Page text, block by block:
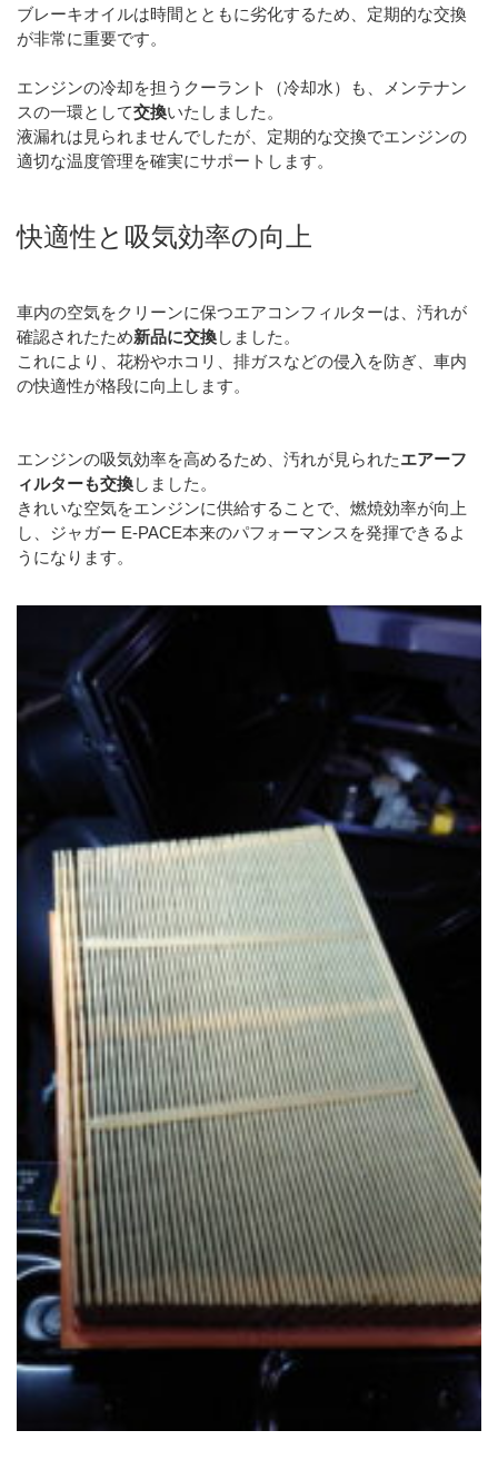
ブレーキオイルは時間とともに劣化するため、定期的な交換
が非常に重要です。
エンジンの冷却を担うクーラント（冷却水）も、メンテナン
スの一環として交換いたしました。
液漏れは見られませんでしたが、定期的な交換でエンジンの
適切な温度管理を確実にサポートします。
快適性と吸気効率の向上
車内の空気をクリーンに保つエアコンフィルターは、汚れが
確認されたため新品に交換しました。
これにより、花粉やホコリ、排ガスなどの侵入を防ぎ、車内
の快適性が格段に向上します。
エンジンの吸気効率を高めるため、汚れが見られたエアーフ
ィルターも交換しました。
きれいな空気をエンジンに供給することで、燃焼効率が向上
し、ジャガー E-PACE本来のパフォーマンスを発揮できるよ
うになります。